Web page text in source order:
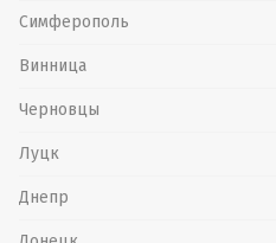
Симферополь
Винница
Черновцы
Луцк
Днепр